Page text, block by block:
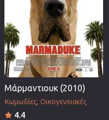
Μάρμαντιουκ (2010)
Κωμωδίες Οικογενειακές
4.4